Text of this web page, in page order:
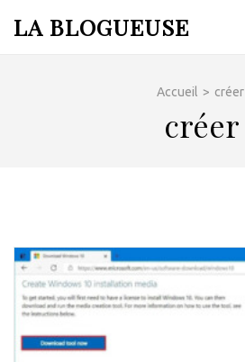
auLA BLOGUEUSE
Accueil > créer
créer